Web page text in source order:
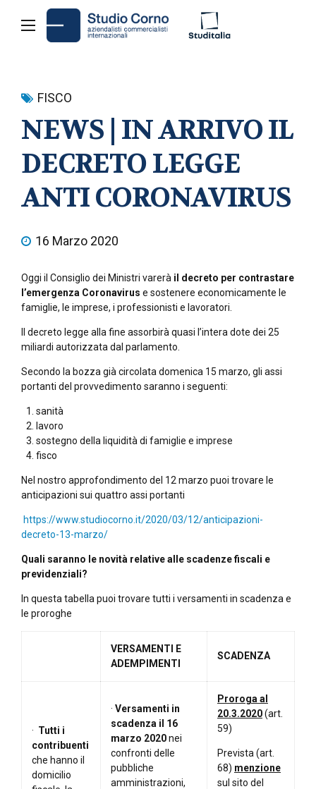
FISCO
NEWS | IN ARRIVO IL
DECRETO LEGGE
ANTI CORONAVIRUS
16 Marzo 2020
Oggi il Consiglio dei Ministri varerà il decreto per contrastare
l’emergenza Coronavirus e sostenere economicamente le
famiglie, le imprese, i professionisti e lavoratori.
Il decreto legge alla fine assorbirà quasi l’intera dote dei 25
miliardi autorizzata dal parlamento.
Secondo la bozza già circolata domenica 15 marzo, gli assi
portanti del provvedimento saranno i seguenti:
sanità
lavoro
sostegno della liquidità di famiglie e imprese
fisco
Nel nostro approfondimento del 12 marzo puoi trovare le
anticipazioni sui quattro assi portanti
https://www.studiocorno.it/2020/03/12/anticipazioni-
decreto-13-marzo/
Quali saranno le novità relative alle scadenze fiscali e
previdenziali?
In questa tabella puoi trovare tutti i versamenti in scadenza e
le proroghe
VERSAMENTI E
ADEMPIMENTI
SCADENZA
· Tutti i
contribuenti
che hanno il
domicilio
· Versamenti in
scadenza il 16
marzo 2020nei
confronti delle
pubbliche
amministrazioni,
Proroga al
20.3.2020(art.
59)
Prevista (art.
68) menzione
sul sito del